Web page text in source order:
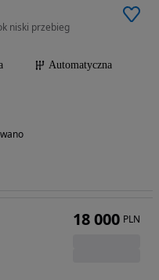
niski przebieg
Automatyczna
18 000 PLN